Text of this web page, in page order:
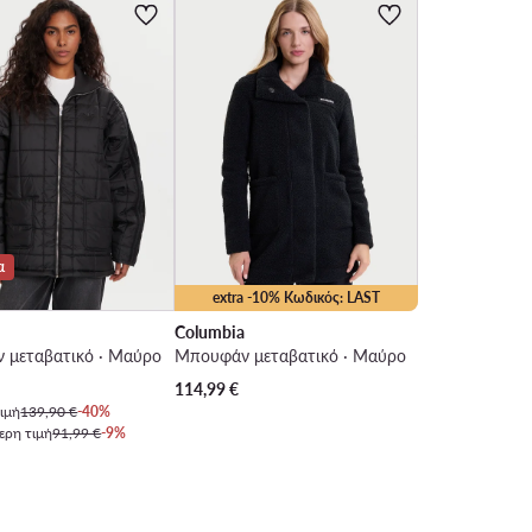
· Μαύρο
139,90 €-40%
τιμή91,99 €-9%
extra -10% Κωδικός: LAST
Columbia
Μπουφάν μεταβατικό · Μαύρο
114,99€